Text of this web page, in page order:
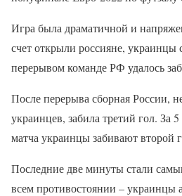
Игра была драматичной и
счет открыли россияне, украинцы
перерывом команде РФ удалось
После перерыва сборная России,
украинцев, забила третий гол. За
матча украинцы забивают второй
Последние две минуты стали
всем противостоянии – украинцы